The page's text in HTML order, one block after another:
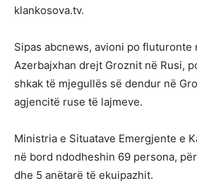
klankosova.tv.
Sipas abcnews, avioni po fluturonte
Azerbajxhan drejt Groznit në Rusi,
shkak të mjegullës së dendur në
agjencitë ruse të lajmeve.
Ministria e Situatave Emergjente e
në bord ndodheshin 69 persona,
dhe 5 anëtarë të ekuipazhit.